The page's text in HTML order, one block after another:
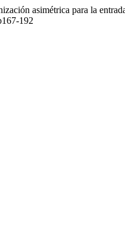
asimétrica para la
192